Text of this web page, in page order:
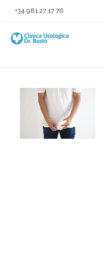
+34 981 27 17 76